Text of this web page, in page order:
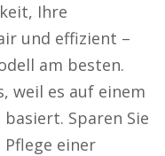
Ihre
und effizient –
am besten.
weil es auf einem
Sparen Sie
einer